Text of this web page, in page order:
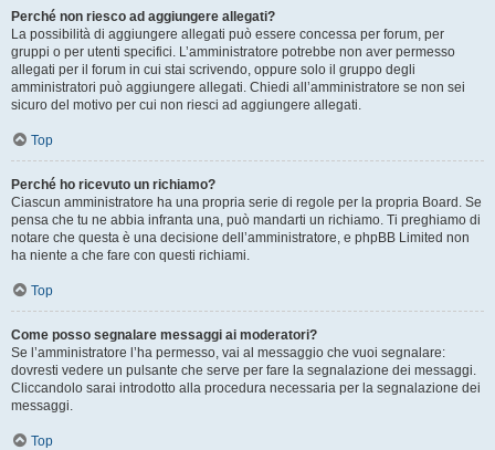
Perché non riesco ad aggiungere allegati?
La possibilità di aggiungere allegati può essere concessa per forum, per
gruppi o per utenti specifici. L’amministratore potrebbe non aver permesso
allegati per il forum in cui stai scrivendo, oppure solo il gruppo degli
amministratori può aggiungere allegati. Chiedi all’amministratore se non sei
sicuro del motivo per cui non riesci ad aggiungere allegati.
Top
Perché ho ricevuto un richiamo?
Ciascun amministratore ha una propria serie di regole per la propria Board. Se
pensa che tu ne abbia infranta una, può mandarti un richiamo. Ti preghiamo di
notare che questa è una decisione dell’amministratore, e phpBB Limited non
ha niente a che fare con questi richiami.
Top
Come posso segnalare messaggi ai moderatori?
Se l’amministratore l’ha permesso, vai al messaggio che vuoi segnalare:
dovresti vedere un pulsante che serve per fare la segnalazione dei messaggi.
Cliccandolo sarai introdotto alla procedura necessaria per la segnalazione dei
messaggi.
Top